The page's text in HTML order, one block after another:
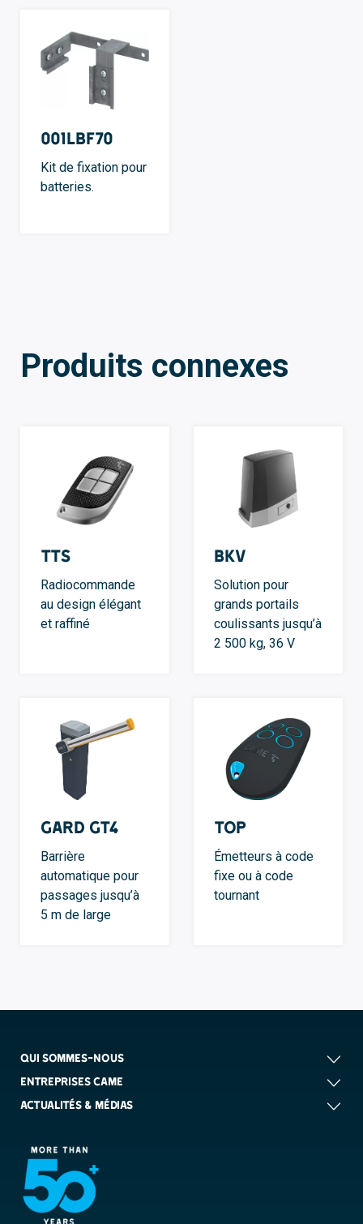
001LBF70
Kit de fixation pour
batteries.
Produits connexes
TTS
Radiocommande
au design élégant
et raffiné
BKV
Solution pour
grands portails
coulissants jusqu’à
2 500 kg, 36 V
GARD GT4
Barrière
automatique pour
passages jusqu’à
5 m de large
TOP
Émetteurs à code
fixe ou à code
tournant
QUI SOMMES-NOUS
ENTREPRISES CAME
ACTUALITÉS & MÉDIAS